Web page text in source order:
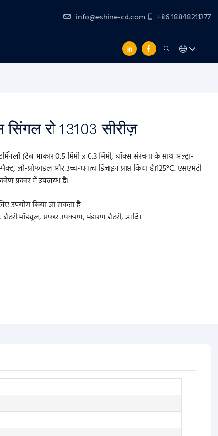
info@eshine-cd.com +86 18848211277
सिंगल रो 13103 सीरीज़
(टैब आकार 0.5 मिमी x 0.3 मिमी, बॉक्स संरचना के साथ अल्ट्रा-
लो-प्रोफाइल और उच्च-घनत्व डिजाइन प्राप्त किया है।125°C. एसएमटी
प्रकार में उपलब्ध है।
उपयोग किया जा सकता है
बैटरी मॉड्यूल, एफए उपकरण, भंडारण बैटरी, आदि।